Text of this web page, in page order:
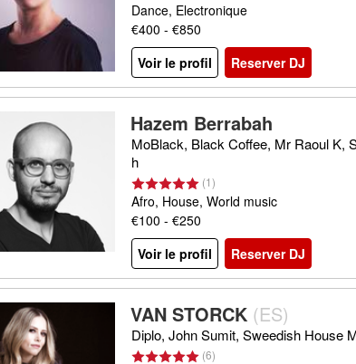
Dance, Electronique
€400 - €850
Voir le profil
Reserver DJ
Hazem Berrabah
MoBlack, Black Coffee, Mr Raoul K,
h
(1)
Afro, House, World music
€100 - €250
Voir le profil
Reserver DJ
VAN STORCK (ES)
Diplo, John Sumit, Sweedish House
(6)